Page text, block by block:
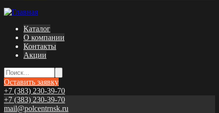
Каталог
О компании
Контакты
Акции
Оставить заявку
+7 (383) 230-39-70
+7 (383) 230-39-70
mail@polcentrnsk.ru